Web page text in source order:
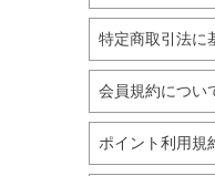
バレーボール
フィットネス用品
スイミング用品
マリン
スケートボード
野球・ソフトボー
ゴルフ
特定商取引法に
会員規約につい
ポイント利用規